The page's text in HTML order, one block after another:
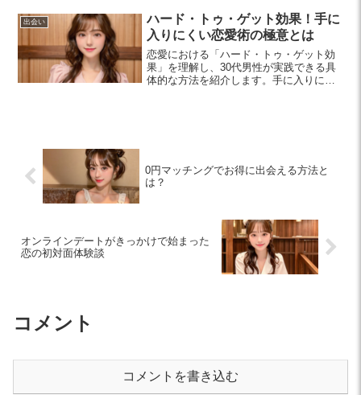
クしてみましょう。
出会い
ハード・トゥ・ゲット効果！手に
入りにくい恋愛術の極意とは
恋愛における「ハード・トゥ・ゲット効
果」を理解し、30代男性が実践できる具
体的な方法を紹介します。手に入りにく
0円マッチングでお得に出会える方法と
は？
オンラインデートがきっかけで始まった
恋の初対面体験談
コメント
コメントを書き込む